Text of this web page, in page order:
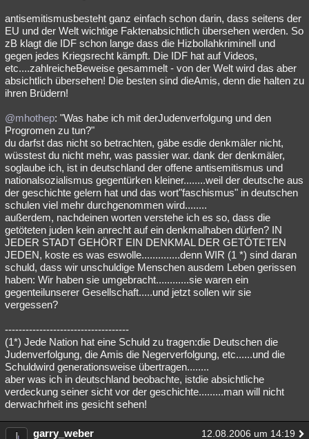
antisemitismusbesteht ganz einfach schon darin, dass seitens der
EU und der Welt wichtige Faktenabsichtlich übersehen werden. So
zB klagt die IDF schon lange dass die Hizbollahkriminell und
gegen jedes Kriegsrecht kämpft. Die IDF hat auf Videos,
etc....zahlreicheBeweise gesammelt - von der Welt wird das aber
absichtlich übersehen! Die besten sind dieAmis, denn die halten zu
ihren Brüdern!
@mhothep: "Was habe ich mit derJudenverfolgung und den
Progromen zu tun?"
du darfst das nicht so betrachten, gäbe esdie denkmäler nicht,
wüsstest du nicht mehr, was passier war. dank der denkmäler,
soglaube ich, ist in deutschland der offene antisemitismus und
nationalsozialismus gegentürken kleiner........weil der deutsche aus
der geschichte gelern hat und das wort"faschismus" in deutschen
schulen viel mehr durchgenommen wird........
außerdem, nachdeinen worten verstehe ich es so, dass die
getöteten juden kein anrecht auf ein denkmalhaben dürfen? IN
JEDER STADT GEHÖRT EIN DENKMAL DER GETÖTETEN
JEDEN, koste es was eswolle..............denn WIR (1 *) sind daran
schuld, dass wir unschuldige Menschen ausdem Leben gerissen
haben: Wir haben sie umgebracht............sie waren ein
gegenteilunserer Gesellschaft.....und jetzt sollen wir sie
vergessen?
------------------------------------
(1*) Jede Nation hat eine Schuld zu tragen:die Deutschen die
Judenverfolgung, die Amis die Negerverfolgung, etc......und die
Schuldwird generationsweise übertragen........
aber was ich in deutschland beobachte, istdie absichtliche
verdeckung seiner sicht vor der geschichte.........man will nicht
derwachrheit ins gesicht sehen!
garry_weber 12.08.2006 um 14:19